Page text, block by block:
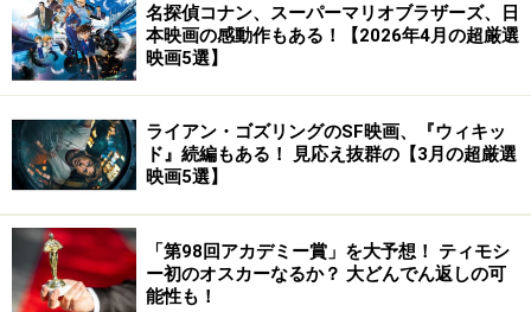
名探偵コナン、スーパーマリオブラザーズ、日
本映画の感動作もある！【2026年4月の超厳選
映画5選】
ライアン・ゴズリングのSF映画、『ウィキッ
ド』続編もある！ 見応え抜群の【3月の超厳選
映画5選】
「第98回アカデミー賞」を大予想！ ティモシ
ー初のオスカーなるか？ 大どんでん返しの可
能性も！